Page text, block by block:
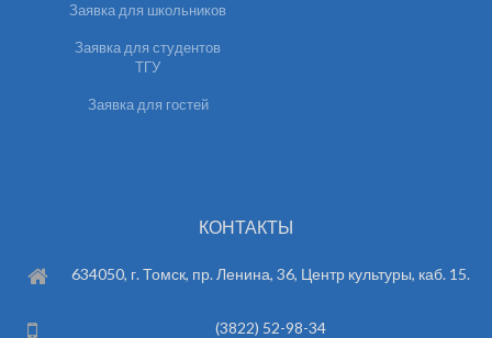
Заявка для школьников
Заявка для студентов
ТГУ
Заявка для гостей
КОНТАКТЫ
634050, г. Томск, пр. Ленина, 36, Центр культуры, каб. 15.
(3822) 52-98-34